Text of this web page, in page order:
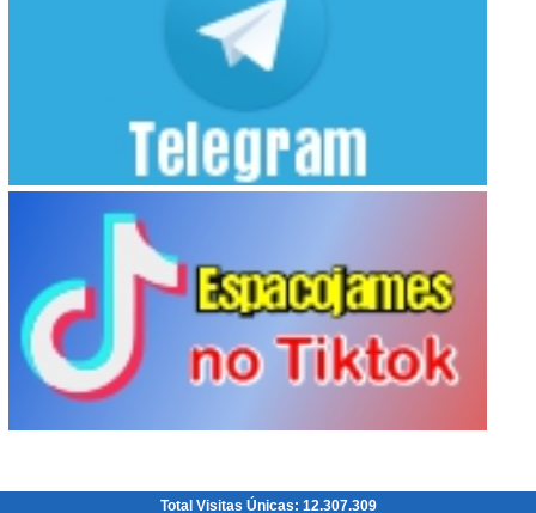
Total Visitas Únicas: 12.307.309